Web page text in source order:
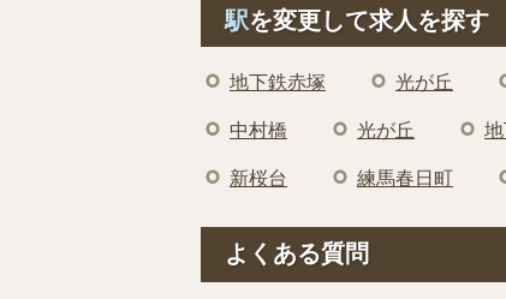
駅を変更して求人を探す
地下鉄赤塚 光が丘
中村橋 光が丘
新桜台 練馬春日町
よくある質問